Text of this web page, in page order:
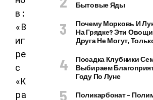
Бытовые Яды
Почему Морковь И
На Грядке? Эти
Друга Не Могут,
Посадка Клубники
Выбираем
Году По Луне
Поликарбонат –